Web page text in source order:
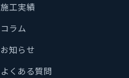
施工実績
コラム
お知らせ
よくある質問